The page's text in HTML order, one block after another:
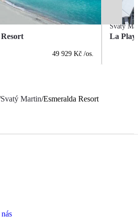
49 929 Kč /os.
Svatý
La
Svatý Martin/Esmeralda Resort